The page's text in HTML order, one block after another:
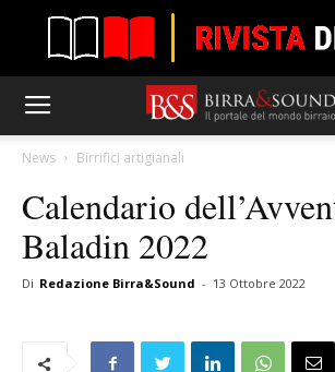
News Birrifici artigianali
Calendario
Baladin 2022
Di Redazione Birra&Sound - 13 Ottobre 2022